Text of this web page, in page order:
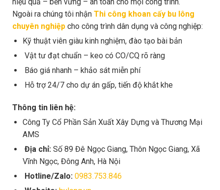
Ngoài ra chúng tôi nhận Thi công khoan cấy bu lông
chuyên nghiệp cho công trình dân dụng và công nghiệp:
Kỹ thuật viên giàu kinh nghiệm, đào tạo bài bản
Vật tư đạt chuẩn – keo có CO/CQ rõ ràng
Báo giá nhanh – khảo sát miễn phí
Hỗ trợ 24/7 cho dự án gấp, tiến độ khắt khe
Thông tin liên hệ:
Công Ty Cổ Phần Sản Xuất Xây Dựng và Thương Mại
AMS
Địa chỉ: Số 89 Đê Ngọc Giang, Thôn Ngọc Giang, Xã
Vĩnh Ngọc, Đông Anh, Hà Nội
Hotline/Zalo: 0983.753.846